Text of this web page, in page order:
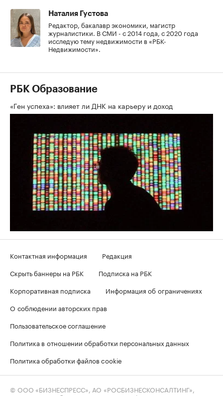
Наталия Густова
Редактор, бакалавр экономики, магистр
журналистики. В СМИ - с 2014 года, с 2020 года
исследую тему недвижимости в «РБК-
Недвижимости».
РБК Образование
«Ген успеха»: влияет ли ДНК на карьеру и доход
Контактная информация
Редакция
Скрыть баннеры на РБК
Подписка на РБК
Корпоративная подписка
Информация об ограничениях
О соблюдении авторских прав
Пользовательское соглашение
Политика в отношении обработки персональных данных
Политика обработки файлов cookie
© ООО «БИЗНЕСПРЕСС», АО «РОСБИЗНЕСКОНСАЛТИНГ»,